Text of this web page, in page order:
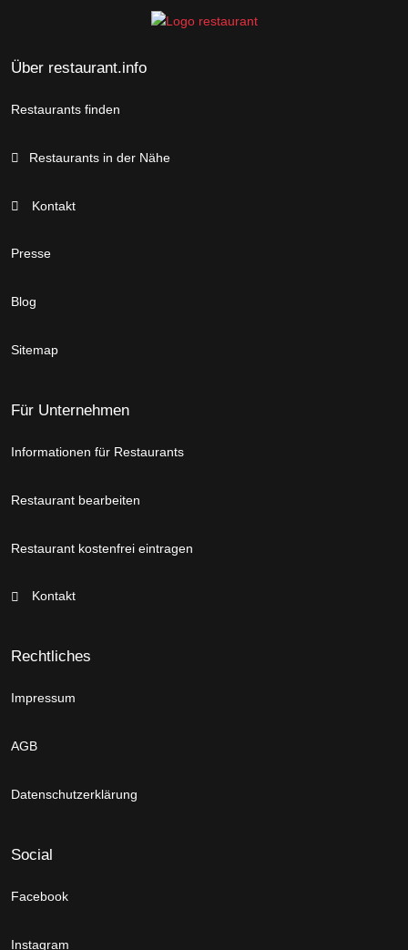
Über restaurant.info
Restaurants finden
Restaurants in der Nähe
Kontakt
Presse
Blog
Sitemap
Für Unternehmen
Informationen für Restaurants
Restaurant bearbeiten
Restaurant kostenfrei eintragen
Kontakt
Rechtliches
Impressum
AGB
Datenschutzerklärung
Social
Facebook
Instagram